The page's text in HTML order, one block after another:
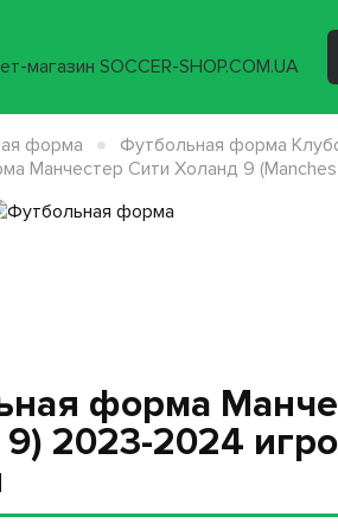
форма
2023-2024
форма
Футбольная форма
Манчестер Сити Холанд 9